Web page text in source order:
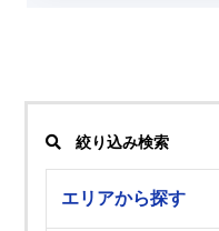
絞り込み検索
エリアから探す